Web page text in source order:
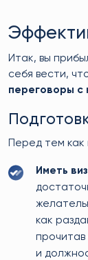
Итак, вы
себя вести,
переговоры с
Перед тем
Иметь
как
прочитав
и